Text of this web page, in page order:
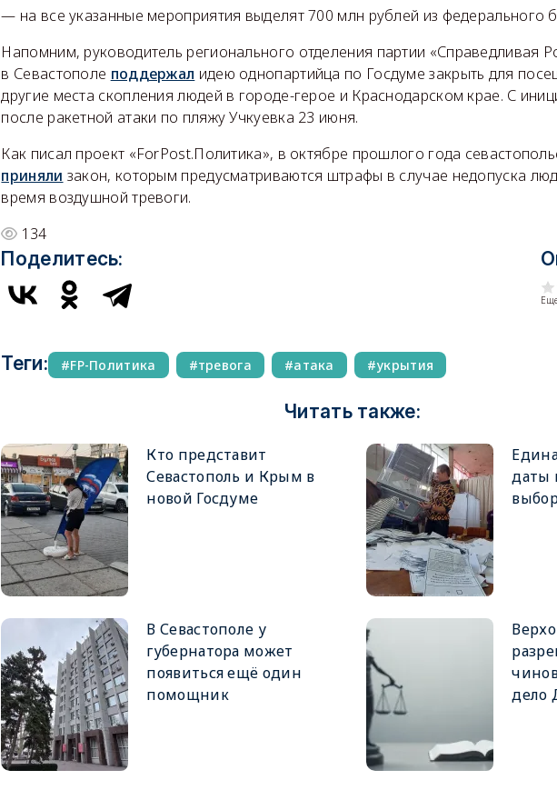
— на все указанные мероприятия выделят 700 млн рублей из федерального
Напомним, руководитель регионального отделения партии «Справедливая
в Севастополе поддержал идею однопартийца по Госдуме закрыть для
другие места скопления людей в городе-герое и Краснодарском крае. С
после ракетной атаки по пляжу Учкуевка 23 июня.
Как писал проект «ForPost.Политика», в октябре прошлого года
приняли закон, которым предусматриваются штрафы в случае недопуска
время воздушной тревоги.
134
Поделитесь:
Теги: FP-Политика тревога атака укрытия
Читать также:
Кто представит
Севастополь и Крым в
новой Госдуме
даты
В Севастополе у
губернатора может
появиться ещё один
помощник
дело